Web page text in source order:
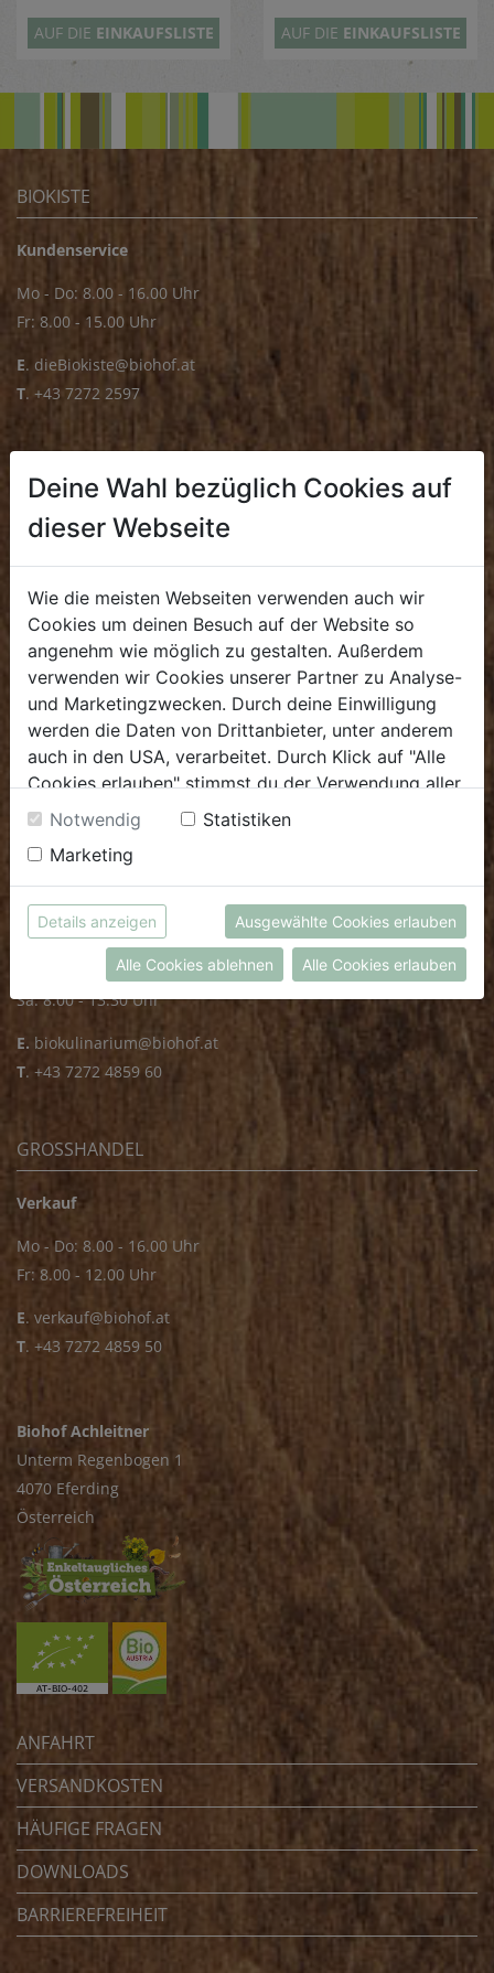
AUF DIE EINKAUFSLISTE AUF DIE EINKAUFSLISTE
BIOKISTE
Kundenservice
Mo - Do: 8.00 - 16.00 Uhr
Fr: 8.00 - 15.00 Uhr
E. dieBiokiste@biohof.at
T. +43 7272 2597
Öffnungszeiten
Mo - Fr: 8.00 - 18.00 Uhr
Sa: 8.00 - 14.00 Uhr
Bürozeiten
Mo - Fr: 8.00 - 16.00 Uhr
E.biofrischmarkt@biohof.at
.+43 7272 4859 70
Öffnungszeiten
Mo - Fr: 8.00 - 14.30 Uhr
Sa: 8.00 - 13.30 Uhr
E. biokulinarium@biohof.at
T. +43 7272 4859 60
GROSSHANDEL
Verkauf
Mo - Do: 8.00 - 16.00 Uhr
Fr: 8.00 - 12.00 Uhr
E. verkauf@biohof.at
T. +43 7272 4859 50
Biohof Achleitner
Unterm Regenbogen 1
4070 Eferding
Österreich
ANFAHRT
VERSANDKOSTEN
HÄUFIGE FRAGEN
DOWNLOADS
BARRIEREFREIHEIT
Deine Wahl bezüglich Cookies auf
dieser Webseite
Wie die meisten Webseiten verwenden auch wir
Cookies um deinen Besuch auf der Website so
angenehm wie möglich zu gestalten. Außerdem
verwenden wir Cookies unserer Partner zu Analyse-
und Marketingzwecken. Durch deine Einwilligung
werden die Daten von Drittanbieter, unter anderem
auch in den USA, verarbeitet. Durch Klick auf "Alle
Cookies erlauben" stimmst du der Verwendung aller
Cookies zu. Unter "Details anzeigen" findest du alle
Infos zu den unterschiedlichen Cookies, du kannst
auch entscheiden, welche Cookies du erlauben
möchtest.
Weitere Informationen findest du in unserer
Datenschutzerklärung
bzw. imImpressum
Notwendig
Statistiken
Marketing
Details anzeigen Ausgewählte Cookies erlauben
Alle Cookies ablehnen Alle Cookies erlauben